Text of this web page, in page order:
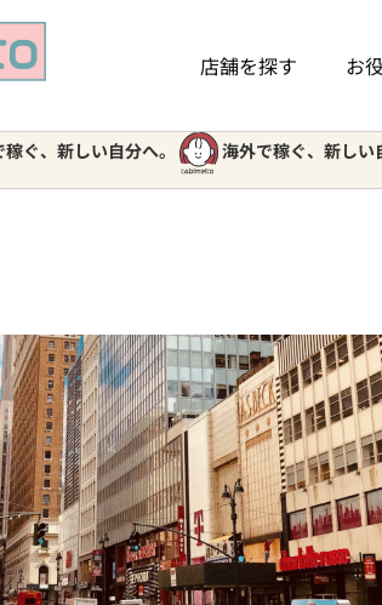
店舗を探す お
い自分へ。 海外で稼ぐ、新しい自分へ。